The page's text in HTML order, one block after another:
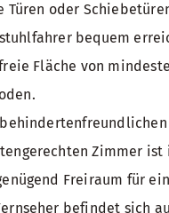
Türen oder
bequem
Fläche von
Zimmer
Freiraum für
befindet sich